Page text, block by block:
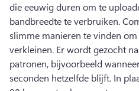
die eeuwig duren om te
bandbreedte te verbruiken.
slimme manieren te vinden
verkleinen. Er wordt gezocht
patronen, bijvoorbeeld
seconden hetzelfde blijft. In